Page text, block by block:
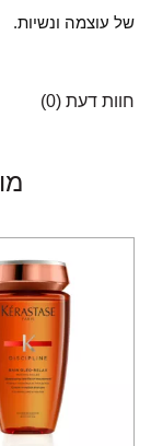
של עוצמה ונשיות.
חוות דעת (0)